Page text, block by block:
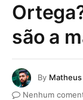
são a
By
Nenhum